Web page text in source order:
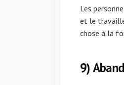
Les
et le
chose à la
9)